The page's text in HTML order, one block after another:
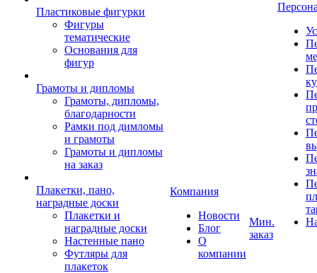
Пластиковые фигурки
Фигуры
тематические
Основания для
фигур
Грамоты и дипломы
Грамоты, дипломы,
благодарности
Рамки под димломы
и грамоты
Грамоты и дипломы
на заказ
Плакетки, пано,
наградные доски
Плакетки и
наградные доски
Настенные пано
Футляры для
плакеток
Компания
Новости
Блог
О
компании
Мин.
заказ